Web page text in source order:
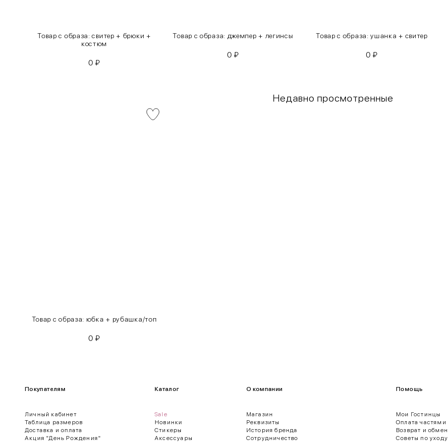
Товар с образа: свитер + брюки +
костюм
0₽
Товар с образа: джемпер + легинсы
0₽
Товар с образа: ушанка + свитер
0₽
Недавно просмотренные
Товар с образа: юбка + рубашка/топ
0₽
Как правильно себя обмерить
Обхват бедер (F)
Измеряется горизонтально полу по наиболее выступающим точкам ягодиц.
Покупателям
Личный кабинет
Таблица размеров
Доставка и оплата
Акция "День Рождения"
Каталог
Sale
Новинки
Стикеры
Аксессуары
О компании
Магазин
Реквизиты
История бренда
Сотрудничество
Помощь
Мои Гостинцы
Оплата частями
Возврат и обмен
Советы по уходу